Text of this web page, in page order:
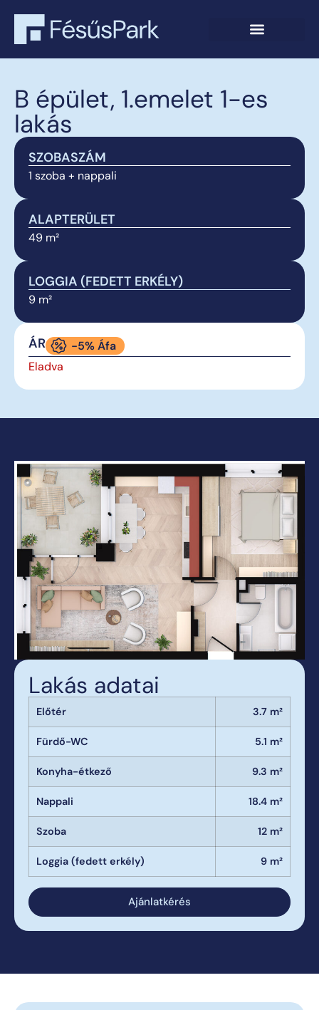
B épület, 1.emelet 1-es
lakás
SZOBASZÁM
1 szoba + nappali
ALAPTERÜLET
49 m²
LOGGIA (FEDETT ERKÉLY)
9 m²
ÁR
-5% Áfa
Eladva
Lakás adatai
Előtér 3.7 m²
Fürdő-WC 5.1 m²
Konyha-étkező 9.3 m²
Nappali 18.4 m²
Szoba 12 m²
Loggia (fedett erkély) 9 m²
Ajánlatkérés